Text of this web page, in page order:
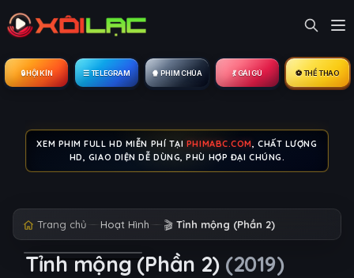
🔒︎ HỘI KÍN ☰ TELEGRAM 🍿 PHIM CHÙA 💃 GÁI GÚ ⚽ THỂ THAO
XEM PHIM FULL HD MIỄN PHÍ TẠI PHIMABC.COM, CHẤT LƯỢNG
HD, GIAO DIỆN DỄ DÙNG, PHÙ HỢP ĐẠI CHÚNG.
Trang chủ Hoạt Hình 🎬 Tỉnh mộng (Phần 2)
Tỉnh mộng (Phần 2) (2019)